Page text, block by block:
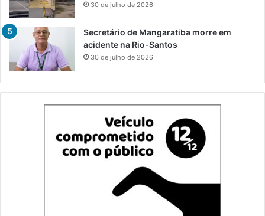
30 de julho de 2026
Secretário de Mangaratiba morre em
acidente na Rio-Santos
30 de julho de 2026